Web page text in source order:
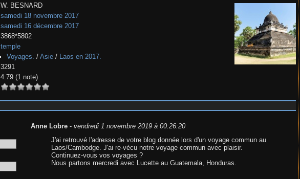
W. BESNARD
samedi 18 novembre 2017
samedi 16 décembre 2017
3868*5802
temple
Voyages. /Asie / Laos en 2017.
3291
4.79 (1 note)
Anne Lobre- vendredi 1 novembre 2019 à 00:26:20
J'ai retrouvé l'adresse de votre blog donnée lors d'un voyage commun au
Laos/Cambodge. J'ai re-vécu notre voyage commun avec plaisir.
Continuez-vous vos voyages ?
Nous partons mercredi avec Lucette au Guatemala, Honduras.